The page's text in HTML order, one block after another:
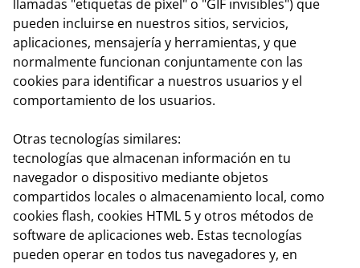
llamadas "etiquetas de píxel" o "GIF invisibles") que
pueden incluirse en nuestros sitios, servicios,
aplicaciones, mensajería y herramientas, y que
normalmente funcionan conjuntamente con las
cookies para identificar a nuestros usuarios y el
comportamiento de los usuarios.
Otras tecnologías similares:
tecnologías que almacenan información en tu
navegador o dispositivo mediante objetos
compartidos locales o almacenamiento local, como
cookies flash, cookies HTML 5 y otros métodos de
software de aplicaciones web. Estas tecnologías
pueden operar en todos tus navegadores y, en